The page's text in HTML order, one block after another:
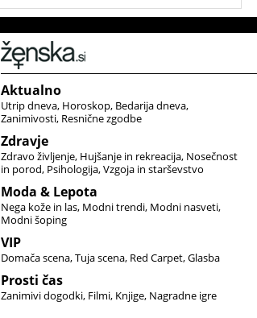
Aktualno
Utrip dneva Horoskop Bedarija dneva
Zanimivosti Resnične zgodbe
Zdravje
Zdravo življenje Hujšanje in rekreacija Nosečnost
in porod Psihologija Vzgoja in starševstvo
Moda & Lepota
Nega kože in las Modni trendi Modni nasveti
Modni šoping
VIP
Domača scena Tuja scena Red Carpet Glasba
Prosti čas
Zanimivi dogodki Filmi Knjige Nagradne igre